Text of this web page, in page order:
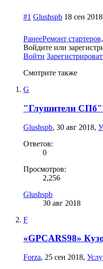
#1 Glushspb 18 сен 2018
РанееРемонт
Войдите или
Войти
Смотрите также
G
"Глушители СПб"
Glushspb, 30 авг 2018,
Ответов:
0
Просмотров:
2,256
Glushspb
30 авг 2018
F
«GPCARS98»
Forza, 25 сен 2018,